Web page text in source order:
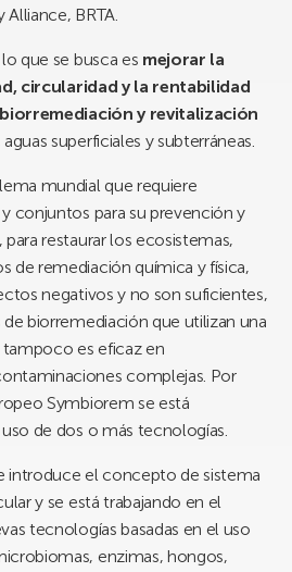
BRTA.
que se busca es mejorar la
circularidad y la rentabilidad
y revitalización
superficiales y subterráneas.
mundial que requiere
conjuntos para su prevención y
restaurar los ecosistemas,
de remediación química y física,
negativos y no son suficientes,
biorremediación que utilizan una
es eficaz en
complejas. Por
Symbiorem se está
de dos o más tecnologías.
introduce el concepto de sistema
y se está trabajando en el
tecnologías basadas en el uso
enzimas, hongos,